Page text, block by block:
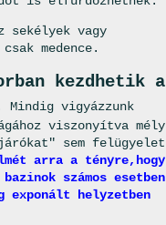
sekélyek vagy
medence.
kezdhetik a
vigyázzunk
viszonyítva mély
sem felügyelet
arra a tényre,hogy
számos esetben
exponált helyzetben